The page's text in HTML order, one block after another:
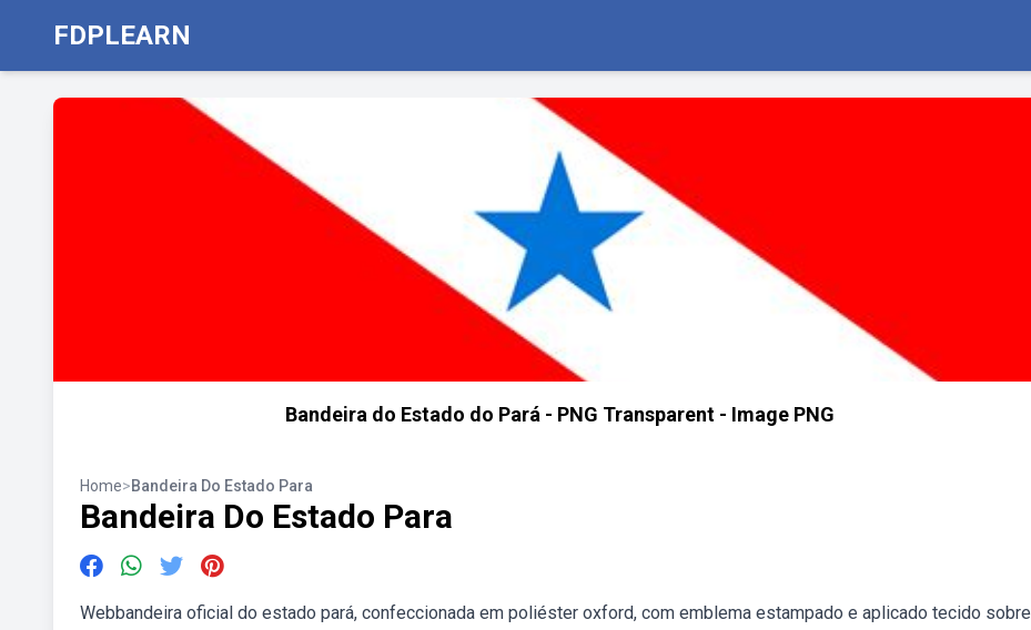
FDPLEARN
Bandeira do Estado do Pará - PNG Transparent - Image PNG
Home>Bandeira Do Estado Para
Bandeira Do Estado Para
Webbandeira oficial do estado pará, confeccionada em poliéster oxford, com emblema estampado e aplicado tecido sobre